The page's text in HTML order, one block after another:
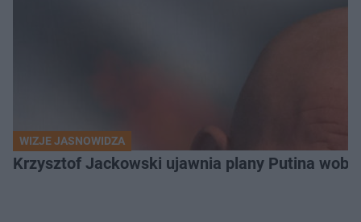
WIZJE JASNOWIDZA
Krzysztof Jackowski ujawnia plany Putina